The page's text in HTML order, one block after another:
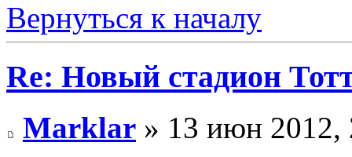
Вернуться к началу
Re: Новый стадион
Marklar » 13 июн 2012,